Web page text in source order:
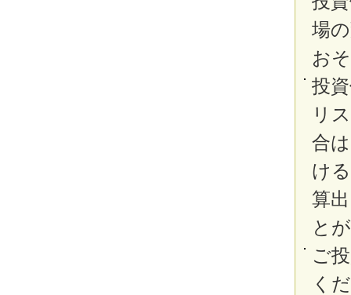
場
お
投
リ
合
け
算
と
ご
く